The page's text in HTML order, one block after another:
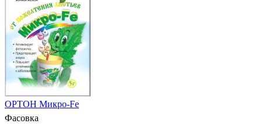
ОРТОН Микро-Fe
Фасовка